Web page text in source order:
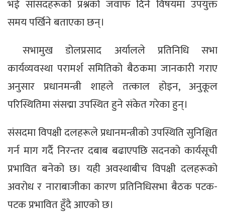
भई सांसदहरूको प्रश्नको जवाफ दिने विषयमा उपयुक्त
समय पर्खिने बताएका छन्।
सभामुख डोलप्रसाद अर्यालले प्रतिनिधि सभा
कार्यव्यवस्था परामर्श समितिको बैठकमा जानकारी गराए
अनुसार प्रधानमन्त्री शाहले तत्काल होइन, अनुकूल
परिस्थितिमा संसद्मा उपस्थित हुने संकेत गरेका हुन्।
संसदमा विपक्षी दलहरूले प्रधानमन्त्रीको उपस्थिति सुनिश्चित
गर्न माग गर्दै निरन्तर दबाब बढाएपछि सदनको कार्यसूची
प्रभावित बनेको छ। यही अवस्थाबीच विपक्षी दलहरूको
अवरोध र नाराबाजीका कारण प्रतिनिधिसभा बैठक पटक-
पटक प्रभावित हुँदै आएको छ।